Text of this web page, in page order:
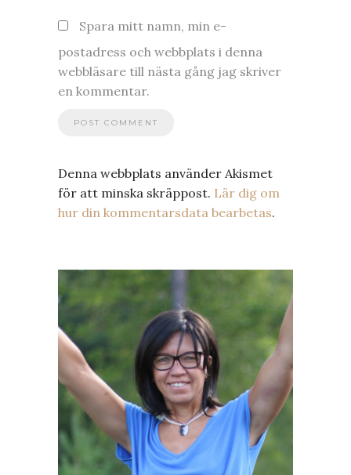
Spara mitt namn, min e-
postadress och webbplats i denna
webbläsare till nästa gång jag skriver
en kommentar.
Denna webbplats använder Akismet
för att minska skräppost. Lär dig om
hur din kommentarsdata bearbetas.